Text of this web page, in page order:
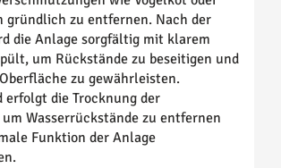
gründlich zu entfernen. Nach der
die Anlage sorgfältig mit klarem
um Rückstände zu beseitigen und
zu gewährleisten.
erfolgt die Trocknung der
Wasserrückstände zu entfernen
Funktion der Anlage